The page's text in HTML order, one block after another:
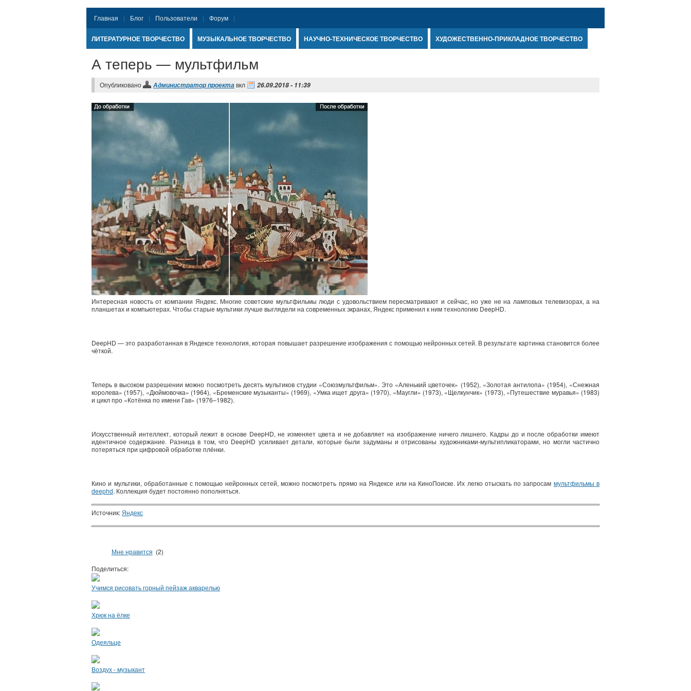
Главная Блог Пользователи Форум
ЛИТЕРАТУРНОЕ ТВОРЧЕСТВО МУЗЫКАЛЬНОЕ ТВОРЧЕСТВО НАУЧНО-ТЕХНИЧЕСКОЕ ТВОРЧЕСТВО ХУДОЖЕСТВЕННО-ПРИКЛАДНОЕ ТВОРЧЕСТВО
А теперь — мультфильм
Опубликовано Администратор проектавкл 26.09.2018 - 11:39
Интересная новость от компании Яндекс. Многие советские мультфильмы люди с удовольствием пересматривают и сейчас, но уже не на ламповых телевизорах, а на
планшетах и компьютерах. Чтобы старые мультики лучше выглядели на современных экранах, Яндекс применил к ним технологию DeepHD.
DeepHD — это разработанная в Яндексе технология, которая повышает разрешение изображения с помощью нейронных сетей. В результате картинка становится более
чёткой.
Теперь в высоком разрешении можно посмотреть десять мультиков студии «Союзмультфильм». Это «Аленький цветочек» (1952), «Золотая антилопа» (1954), «Снежная
королева» (1957), «Дюймовочка» (1964), «Бременские музыканты» (1969), «Умка ищет друга» (1970), «Маугли» (1973), «Щелкунчик» (1973), «Путешествие муравья» (1983)
и цикл про «Котёнка по имени Гав» (1976–1982).
Искусственный интеллект, который лежит в основе DeepHD, не изменяет цвета и не добавляет на изображение ничего лишнего. Кадры до и после обработки имеют
идентичное содержание. Разница в том, что DeepHD усиливает детали, которые были задуманы и отрисованы художниками-мультипликаторами, но могли частично
потеряться при цифровой обработке плёнки.
Кино и мультики, обработанные с помощью нейронных сетей, можно посмотреть прямо на Яндексе или на КиноПоиске. Их легко отыскать по запросам мультфильмы в
deephd. Коллекция будет постоянно пополняться.
Источник: Яндекс
Мне нравится (2)
Поделиться:
Учимся рисовать горный пейзаж акварелью
Хрюк на ёлке
Одеяльце
Воздух - музыкант